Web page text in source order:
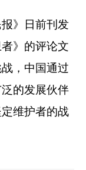
》日前刊发
》的评论文
，中国通过
的发展伙伴
维护者的战